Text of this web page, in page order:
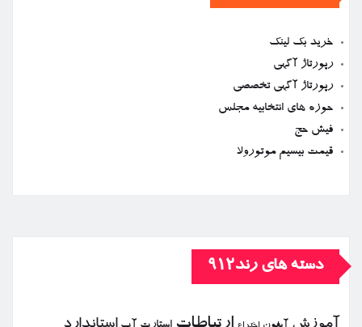
خرید بک لینک
رپورتاژ آگهی
رپورتاژ آگهی تخصصی
حوزه های انتخابیه مجلس
فیش حج
قیمت بیسیم موتورولا
دسته های رند912